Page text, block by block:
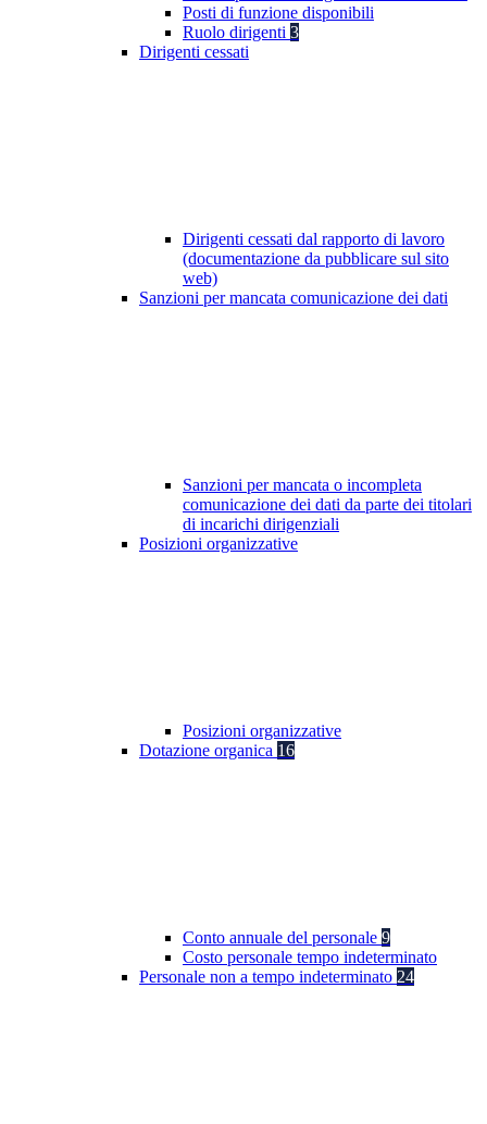
Posti di funzione disponibili
Ruolo dirigenti 3
Dirigenti cessati
Dirigenti cessati dal rapporto di lavoro
(documentazione da pubblicare sul sito
web)
Sanzioni per mancata comunicazione dei dati
Sanzioni per mancata o incompleta
comunicazione dei dati da parte dei titolari
di incarichi dirigenziali
Posizioni organizzative
Posizioni organizzative
Dotazione organica 16
Conto annuale del personale 9
Costo personale tempo indeterminato
Personale non a tempo indeterminato 24